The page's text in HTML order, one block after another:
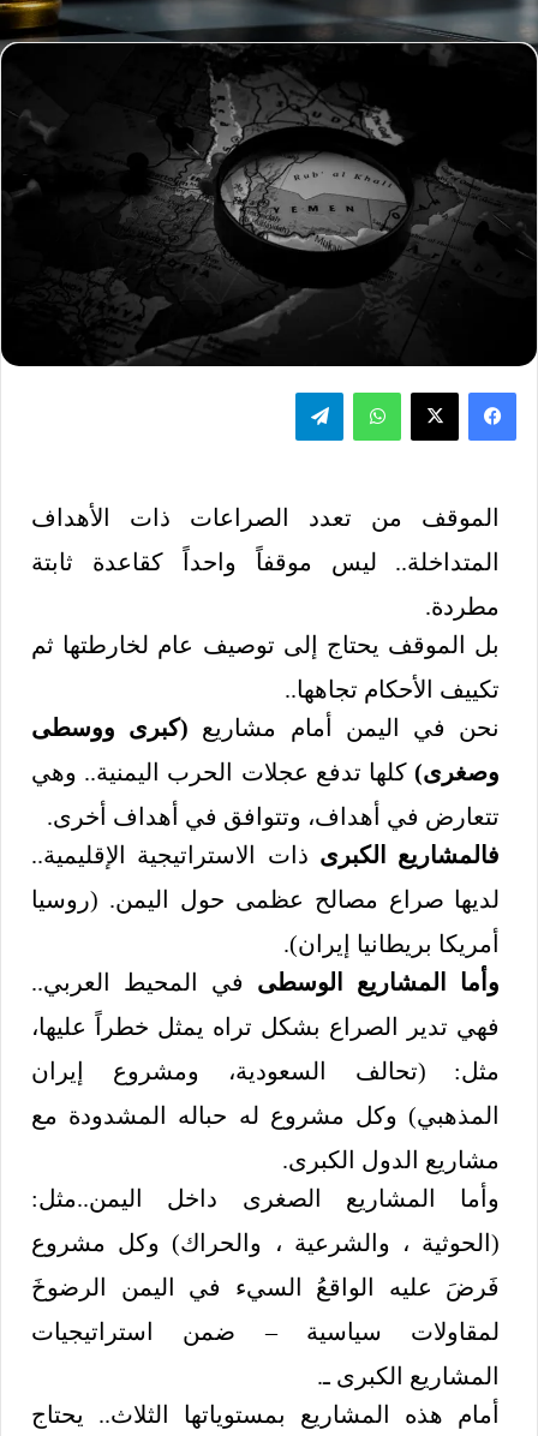
الموقف من تعدد الصراعات ذات الأهداف
المتداخلة.. ليس موقفاً واحداً كقاعدة ثابتة
مطردة.
بل الموقف يحتاج إلى توصيف عام لخارطتها ثم
تكييف الأحكام تجاهها..
نحن في اليمن أمام مشاريع (كبرى ووسطى
وصغرى)كلها تدفع عجلات الحرب اليمنية.. وهي
تتعارض في أهداف، وتتوافق في أهداف أخرى.
فالمشاريع الكبرى ذات الاستراتيجية الإقليمية..
لديها صراع مصالح عظمى حول اليمن. (روسيا
أمريكا بريطانيا إيران).
وأما المشاريع الوسطى في المحيط العربي..
فهي تدير الصراع بشكل تراه يمثل خطراً عليها،
مثل: (تحالف السعودية، ومشروع إيران
المذهبي) وكل مشروع له حباله المشدودة مع
مشاريع الدول الكبرى.
وأما المشاريع الصغرى داخل اليمن..مثل:
(الحوثية ، والشرعية ، والحراك) وكل مشروع
فَرضَ عليه الواقعُ السيء في اليمن الرضوخَ
لمقاولات سياسية – ضمن استراتيجيات
المشاريع الكبرى ـ.
أمام هذه المشاريع بمستوياتها الثلاث.. يحتاج